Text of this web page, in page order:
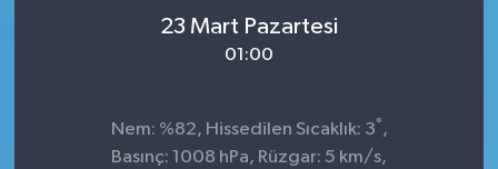
23 Mart Pazartesi
01:00
Nem: %82, Hissedilen Sıcaklık: 3° ,
Basınç: 1008 hPa, Rüzgar: 5 km/s,